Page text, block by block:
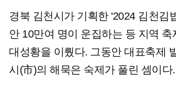
경북 김천시가 기획한 '2024 김천김
안 10만여 명이 운집하는 등 지역
대성황을 이뤘다. 그동안 대표축제
시(市)의 해묵은 숙제가 풀린 셈이다.